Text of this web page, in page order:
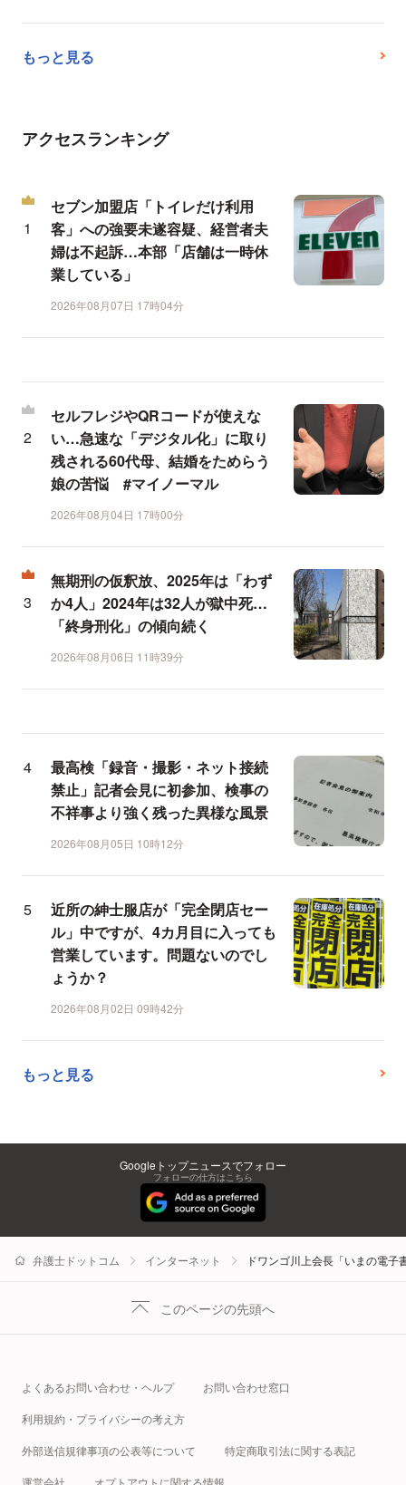
もっと見る
アクセスランキング
セブン加盟店「トイレだけ利用
客」への強要未遂容疑、経営者夫
婦は不起訴…本部「店舗は一時休
業している」
2026年08月07日 17時04分
セルフレジやQRコードが使えな
い…急速な「デジタル化」に取り
残される60代母、結婚をためらう
娘の苦悩 #マイノーマル
2026年08月04日 17時00分
無期刑の仮釈放、2025年は「わず
か4人」2024年は32人が獄中死…
「終身刑化」の傾向続く
2026年08月06日 11時39分
最高検「録音・撮影・ネット接続
禁止」記者会見に初参加、検事の
不祥事より強く残った異様な風景
2026年08月05日 10時12分
近所の紳士服店が「完全閉店セー
ル」中ですが、4カ月目に入っても
営業しています。問題ないのでし
ょうか？
2026年08月02日 09時42分
もっと見る
Googleトップニュースでフォロー
フォローの仕方はこちら
弁護士ドットコム インターネット ドワンゴ川上会長「いまの電
このページの先頭へ
よくあるお問い合わせ・ヘルプ お問い合わせ窓口
利用規約・プライバシーの考え方
外部送信規律事項の公表等について 特定商取引法に関する表記